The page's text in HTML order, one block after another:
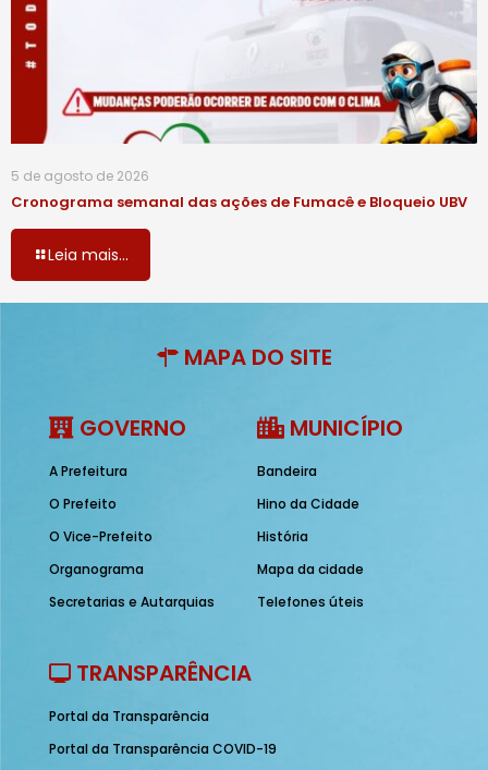
5 de agosto de 2026
Cronograma semanal das ações de Fumacê e Bloqueio UBV
Leia mais...
MAPA DO SITE
GOVERNO
A Prefeitura
O Prefeito
O Vice-Prefeito
Organograma
Secretarias e Autarquias
MUNICÍPIO
Bandeira
Hino da Cidade
História
Mapa da cidade
Telefones úteis
TRANSPARÊNCIA
Portal da Transparência
Portal da Transparência COVID-19